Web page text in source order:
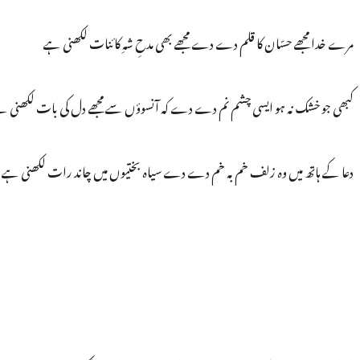
مرے خدا مجھے حسّان کا قلم دے دے مجھے بھی مدحِ شہِ کائنات لکھنی ہے
کبھی جو خشک نہ ہو ایسی چشم نم دے دے کہ آنسوؤں سے مجھے دل کی بات
دعا کے ہاتھ میں وہ زلف خم بہ خم دے دے سیاہ بختیوں میں چاند رات لکھنی ہے